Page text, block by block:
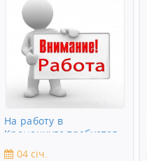
На работу в
Кременчуге требуется
сантехник
04 січ.